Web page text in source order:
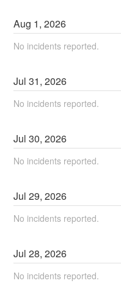
Aug 1,2026
No incidents reported.
Jul31,2026
No incidents reported.
Jul30,2026
No incidents reported.
Jul29,2026
No incidents reported.
Jul28,2026
No incidents reported.